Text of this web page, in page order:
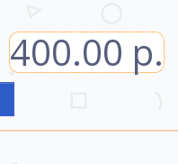
400.00 р.